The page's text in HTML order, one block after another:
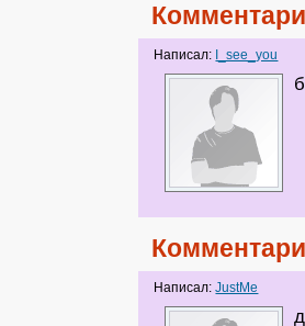
Написал: I_see_you
Написал:JustMe